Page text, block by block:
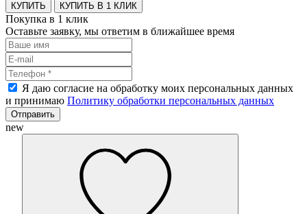
КУПИТЬ В 1 КЛИК
Покупка в 1 клик
Оставьте заявку, мы ответим в ближайшее время
Я даю согласие на обработку моих персональных данных
и принимаю Политику обработки персональных данных
Отправить
new